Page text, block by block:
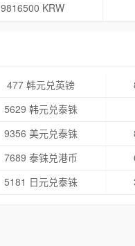
9816500 KRW
477 韩元兑英镑
5629 韩元兑泰铢
9356 美元兑泰铢
7689 泰铢兑港币
5181 日元兑泰铢